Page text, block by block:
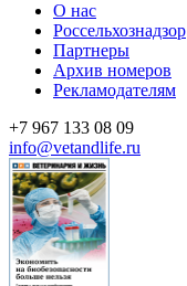
О нас
Россельхознадзор
Партнеры
Архив номеров
Рекламодателям
+7 967 133 08 09
info@vetandlife.ru